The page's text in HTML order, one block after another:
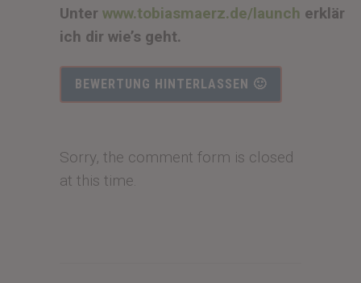
Unter www.tobiasmaerz.de/launch erklär
ich dir wie’s geht.
BEWERTUNG HINTERLASSEN 🙂
Sorry, the comment form is closed
at this time.